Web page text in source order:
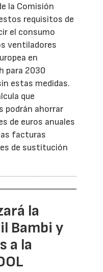
la Comisión
requisitos de
el consumo
ventiladores
en
para 2030
estas medidas.
que
podrán ahorrar
de euros anuales
facturas
de sustitución
la
Bambi y
a la